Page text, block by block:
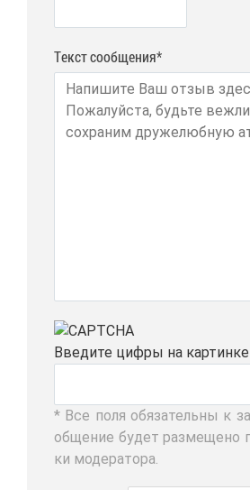
Текст сообщения*
Вве­ди­те циф­ры на кар­тин­ке
* Все по­ля обя­за­тель­ны к
об­ще­ние бу­дет раз­ме­ще­но
ки мо­де­ра­то­ра.